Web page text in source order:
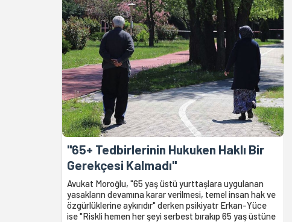
"65+ Tedbirlerinin Hukuken Haklı Bir
Gerekçesi Kalmadı"
Avukat Moroğlu, "65 yaş üstü yurttaşlara uygulanan
yasakların devamına karar verilmesi, temel insan hak ve
özgürlüklerine aykırıdır" derken psikiyatr Erkan-Yüce
ise "Riskli hemen her şeyi serbest bırakıp 65 yaş üstüne